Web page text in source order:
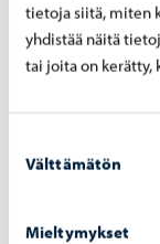
tietoja siitä, miten
yhdistää näitä
tai joita on kerätty,
valinta
Välttämätön
Mieltymykset